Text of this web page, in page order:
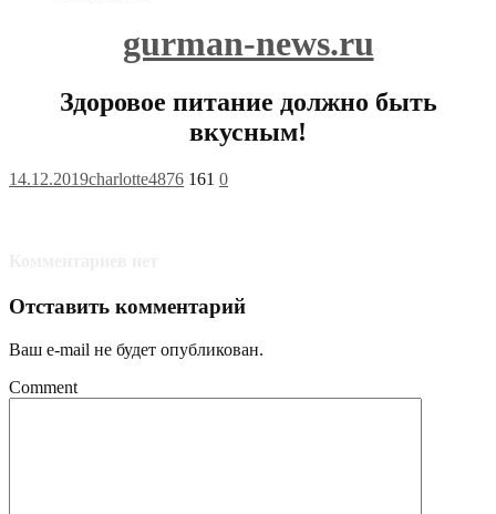
gurman-news.ru
Здоровое питание должно быть
вкусным!
14.12.2019charlotte4876 161 0
Отставить комментарий
Ваш e-mail не будет опубликован.
Comment